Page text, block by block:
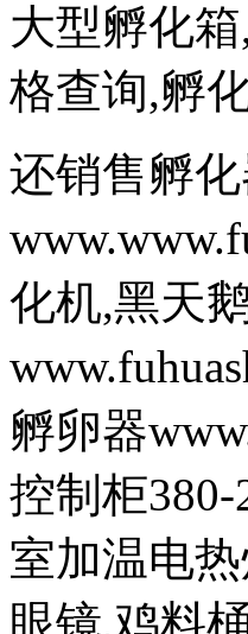
大型孵化
格查询,孵
还销售孵
化机,黑天
孵卵器
控制柜
室加温电
眼镜,鸡料